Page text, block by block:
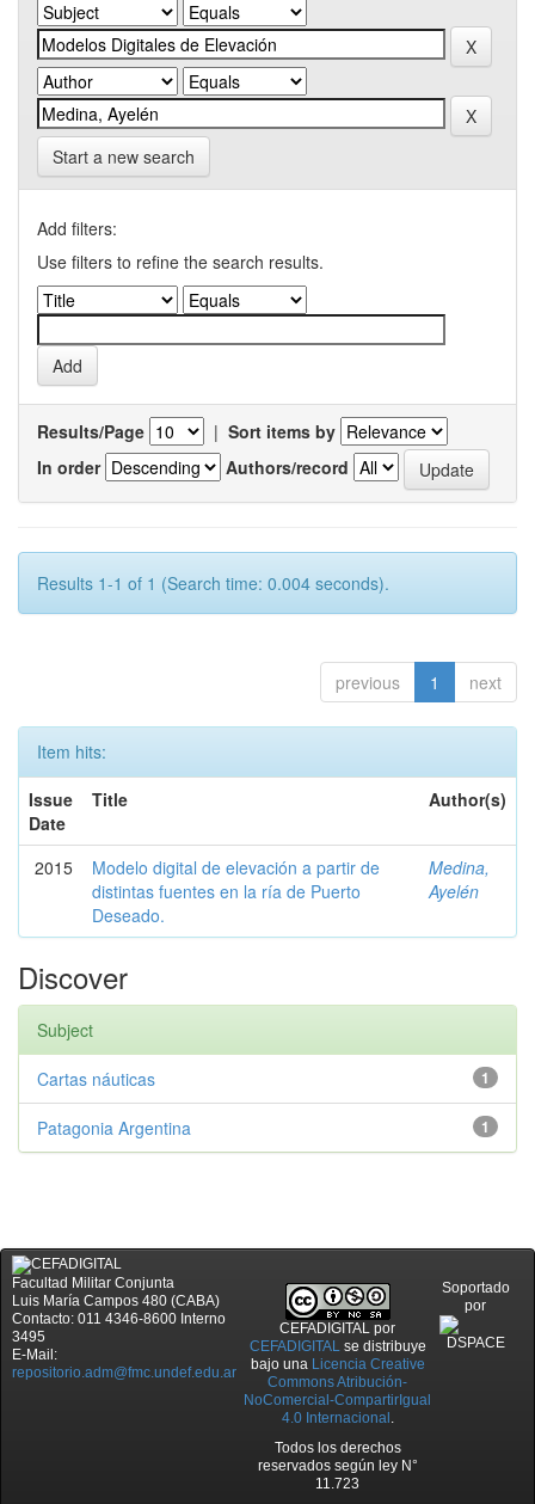
Start a new search
Add filters:
Use filters to refine the search results.
Results/Page | Sort items by
In order
Authors/record
Results 1-1 of 1 (Search time: 0.004 seconds).
previous 1 next
Item hits:
Issue
Date
Title Author(s)
2015
Modelo digital de elevación a partir de
distintas fuentes en la ría de Puerto
Deseado.
Medina,
Ayelén
Discover
Subject
1
Cartas náuticas
1
Patagonia Argentina
Facultad Militar Conjunta
Luis María Campos 480 (CABA)
Contacto: 011 4346-8600 Interno
3495
E-Mail:
repositorio.adm@fmc.undef.edu.ar
CEFADIGITAL por
CEFADIGITALse distribuye
bajo una Licencia Creative
Commons Atribución-
NoComercial-CompartirIgual
4.0 Internacional .
Todos los derechos
reservados según ley N°
11.723
Soportado
por